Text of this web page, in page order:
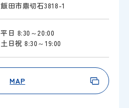
飯田市鼎切石3818-1
平日 8:30～20:00
土日祝 8:30～19:00
MAP